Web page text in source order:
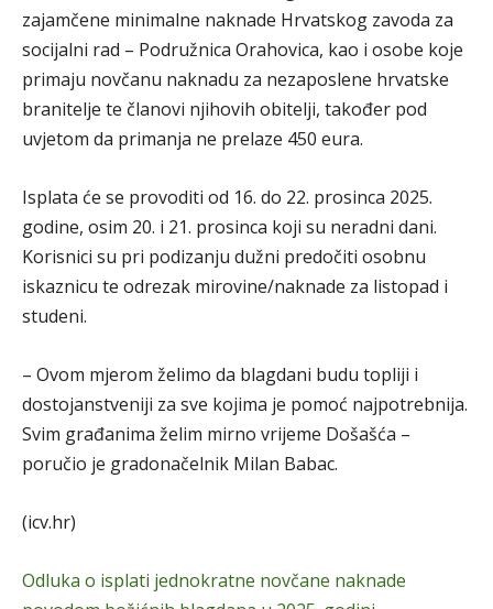
zajamčene minimalne naknade Hrvatskog zavoda za
socijalni rad – Podružnica Orahovica, kao i osobe koje
primaju novčanu naknadu za nezaposlene hrvatske
branitelje te članovi njihovih obitelji, također pod
uvjetom da primanja ne prelaze 450 eura.
Isplata će se provoditi od 16. do 22. prosinca 2025.
godine, osim 20. i 21. prosinca koji su neradni dani.
Korisnici su pri podizanju dužni predočiti osobnu
iskaznicu te odrezak mirovine/naknade za listopad i
studeni.
– Ovom mjerom želimo da blagdani budu topliji i
dostojanstveniji za sve kojima je pomoć najpotrebnija.
Svim građanima želim mirno vrijeme Došašća –
poručio je gradonačelnik Milan Babac.
(icv.hr)
Odluka o isplati jednokratne novčane naknade